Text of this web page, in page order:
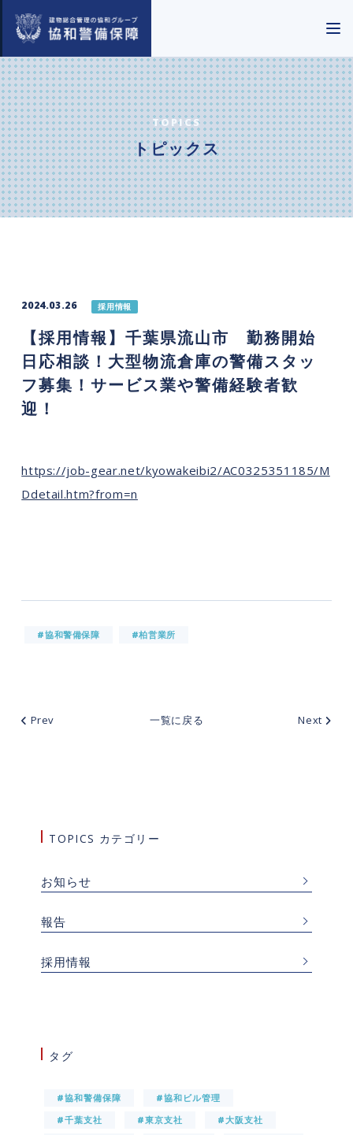
TOPICS
トピックス
TOPICS カテゴリー
お知らせ
報告
採用情報
タグ
#協和警備保障
#協和ビル管理
#千葉支社
#東京支社
#大阪支社
2024.03.26 採用情報
【採用情報】千葉県流山市 勤務開始
日応相談！大型物流倉庫の警備スタッ
フ募集！サービス業や警備経験者歓
迎！
https://job-gear.net/kyowakeibi2/AC0325351185/M
Ddetail.htm?from=n
#協和警備保障 #柏営業所
Prev 一覧に戻る Next